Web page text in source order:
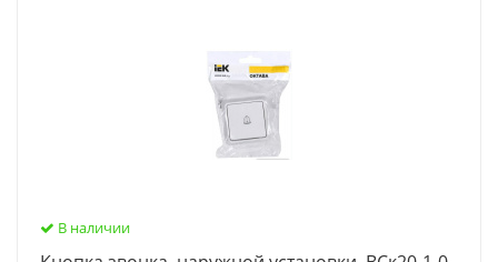
В наличии